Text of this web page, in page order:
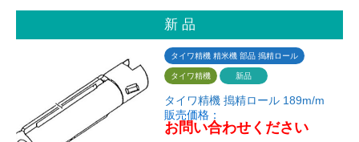
新 品
タイワ精機 精米機 部品 搗精ロール
タイワ精機 新品
タイワ精機 搗精ロール 189m/m
販売価格：
お問い合わせください